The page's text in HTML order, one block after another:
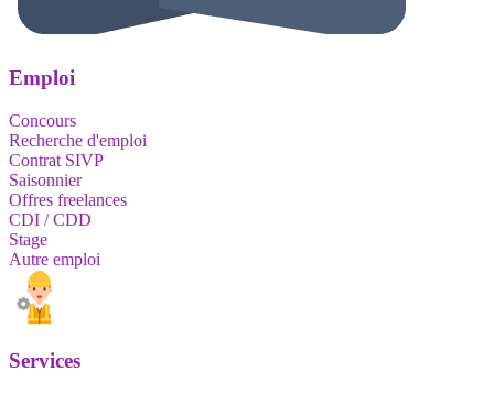
Emploi
Concours
Recherche d'emploi
Contrat SIVP
Saisonnier
Offres freelances
CDI / CDD
Stage
Autre emploi
Services